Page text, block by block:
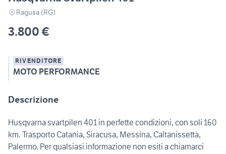
Ragusa (RG)
3.800 €
RIVENDITORE
MOTO PERFORMANCE
Descrizione
Husqvarna svartpilen 401 in perfette condizioni, con soli 160
km. Trasporto Catania, Siracusa, Messina, Caltanissetta,
Palermo. Per qualsiasi informazione non esiti a chiamarci